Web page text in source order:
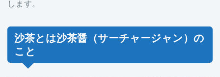
します。
沙茶とは沙茶醤（サーチャージャン）の
こと